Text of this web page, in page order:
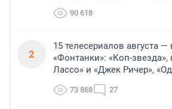
90 618
2
15 телесериалов августа
«Фонтанки»: «Коп-
Лассо» и «Джек Ричер»,
73 868 27